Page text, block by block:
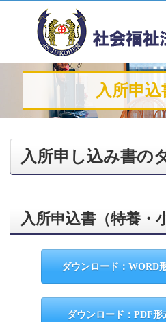
入所申
入所申し込み書の
入所申込書（特養・
ダウンロード：WORD
ダウンロード：PDF形